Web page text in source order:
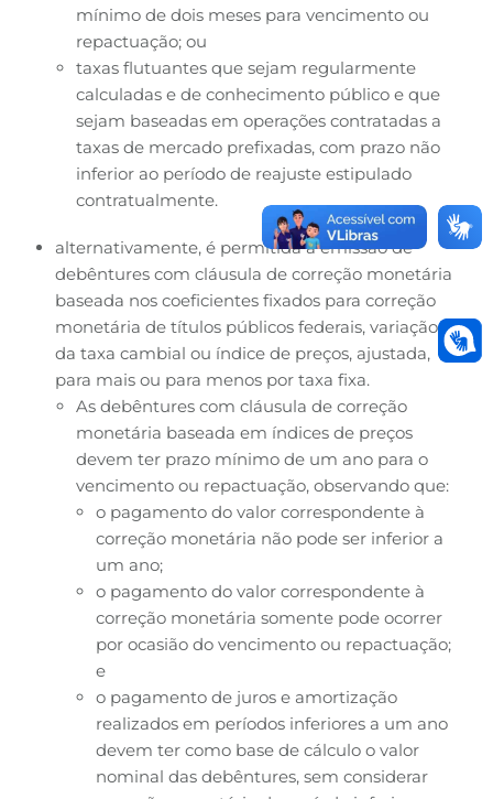
mínimo de dois meses para vencimento ou
repactuação; ou
taxas flutuantes que sejam regularmente
calculadas e de conhecimento público e que
sejam baseadas em operações contratadas a
taxas de mercado prefixadas, com prazo não
inferior ao período de reajuste estipulado
contratualmente.
alternativamente, é permitida a emissão de
debêntures com cláusula de correção monetária
baseada nos coeficientes fixados para correção
monetária de títulos públicos federais, variação
da taxa cambial ou índice de preços, ajustada,
para mais ou para menos por taxa fixa.
As debêntures com cláusula de correção
monetária baseada em índices de preços
devem ter prazo mínimo de um ano para o
vencimento ou repactuação, observando que:
o pagamento do valor correspondente à
correção monetária não pode ser inferior a
um ano;
o pagamento do valor correspondente à
correção monetária somente pode ocorrer
por ocasião do vencimento ou repactuação;
e
o pagamento de juros e amortização
realizados em períodos inferiores a um ano
devem ter como base de cálculo o valor
nominal das debêntures, sem considerar